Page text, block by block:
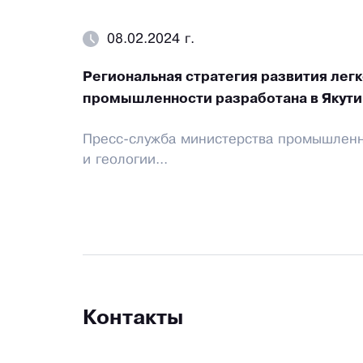
08.02.2024 г.
Региональная стратегия развития
промышленности разработана в
Пресс-служба министерства
и геологии...
Контакты